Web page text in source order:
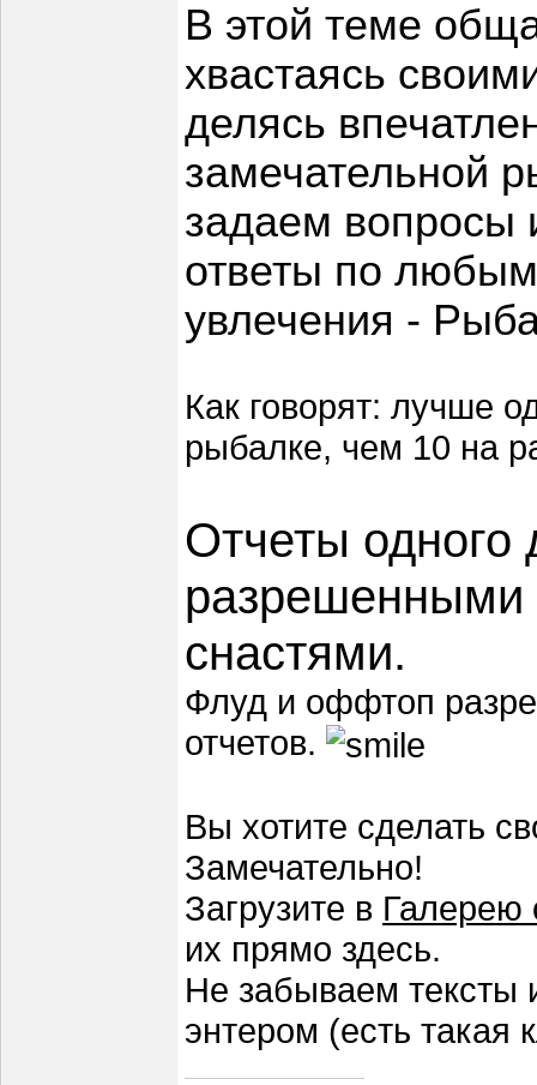
В этой теме
хвастаясь
делясь
замечательной
задаем вопросы
ответы по
увлечения -
Как говорят: лучше
рыбалке, чем 10 на
Отчеты
снастями.
Флуд и оффтоп
отчетов.
Вы хотите сделать
Замечательно!
Загрузите в Галерею
их прямо здесь.
Не забываем тексты
энтером (есть такая